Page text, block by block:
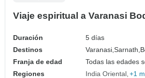
Viaje espiritual a Varanasi
Duración
5 días
Destinos
Varanasi,Sarnath,
Franja de edad
Todas las edades
Regiones
India Oriental +1